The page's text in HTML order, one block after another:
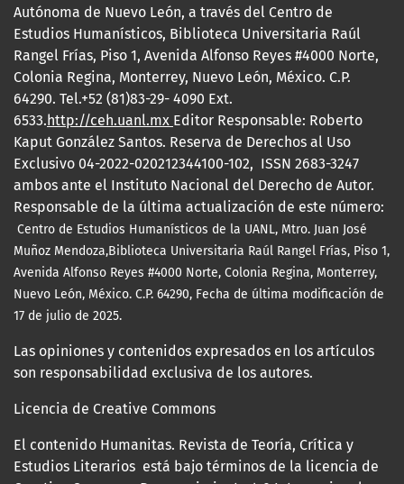
Autónoma de Nuevo León, a través del Centro de
Estudios Humanísticos, Biblioteca Universitaria Raúl
Rangel Frías, Piso 1, Avenida Alfonso Reyes #4000 Norte,
Colonia Regina, Monterrey, Nuevo León, México. C.P.
64290. Tel.+52 (81)83-29- 4090 Ext.
6533.http://ceh.uanl.mx Editor Responsable: Roberto
Kaput González Santos. Reserva de Derechos al Uso
Exclusivo 04-2022-020212344100-102, ISSN 2683-3247
ambos ante el Instituto Nacional del Derecho de Autor.
Responsable de la última actualización de este número:
Centro de Estudios Humanísticos de la UANL, Mtro. Juan José
Muñoz Mendoza,Biblioteca Universitaria Raúl Rangel Frías, Piso 1,
Avenida Alfonso Reyes #4000 Norte, Colonia Regina, Monterrey,
Nuevo León, México. C.P. 64290, Fecha de última modificación de
17 de julio de 2025.
Las opiniones y contenidos expresados en los artículos
son responsabilidad exclusiva de los autores.
Licencia de Creative Commons
El contenido Humanitas. Revista de Teoría, Crítica y
Estudios Literarios está bajo términos de la licencia de